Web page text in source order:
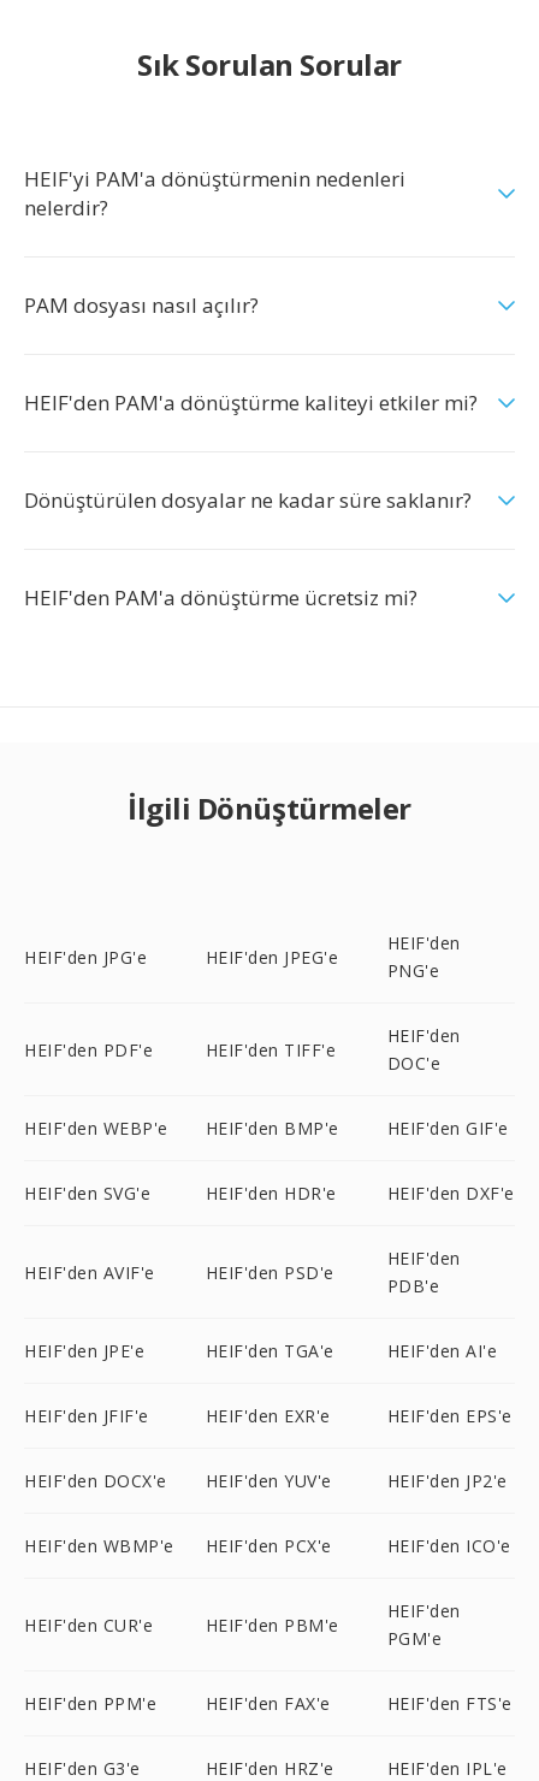
Sık Sorulan Sorular
HEIF'yi PAM'a dönüştürmenin nedenleri
nelerdir?
PAM dosyası nasıl açılır?
HEIF'den PAM'a dönüştürme kaliteyi etkiler mi?
Dönüştürülen dosyalar ne kadar süre saklanır?
HEIF'den PAM'a dönüştürme ücretsiz mi?
İlgili Dönüştürmeler
HEIF'den JPG'e HEIF'den JPEG'e
HEIF'den
PNG'e
HEIF'den PDF'e HEIF'den TIFF'e
HEIF'den
DOC'e
HEIF'den WEBP'e HEIF'den BMP'e HEIF'den GIF'e
HEIF'den SVG'e HEIF'den HDR'e HEIF'den DXF'e
HEIF'den AVIF'e HEIF'den PSD'e
HEIF'den
PDB'e
HEIF'den JPE'e HEIF'den TGA'e HEIF'den AI'e
HEIF'den JFIF'e HEIF'den EXR'e HEIF'den EPS'e
HEIF'den DOCX'e HEIF'den YUV'e HEIF'den JP2'e
HEIF'den WBMP'e HEIF'den PCX'e HEIF'den ICO'e
HEIF'den CUR'e HEIF'den PBM'e
HEIF'den
PGM'e
HEIF'den PPM'e HEIF'den FAX'e HEIF'den FTS'e
HEIF'den G3'e HEIF'den HRZ'e HEIF'den IPL'e